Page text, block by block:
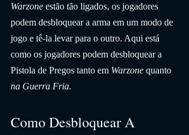
Warzone estão tão ligados, os jogadores
podem desbloquear a arma em um modo de
jogo e tê-la levar para o outro. Aqui está
como os jogadores podem desbloquear a
Pistola de Pregos tanto em Warzone quanto
na Guerra Fria.
Como Desbloquear A